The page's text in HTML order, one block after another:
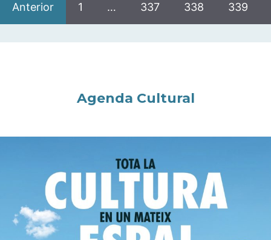
Anterior 1 … 337 338 339
Agenda Cultural